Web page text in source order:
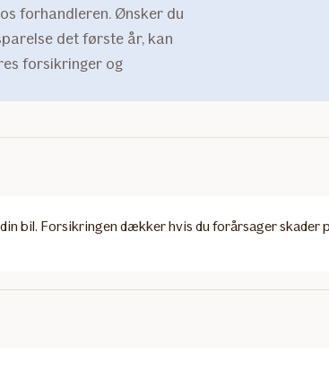
forhandleren. Ønsker du
det første år, kan
forsikringer og
bil. Forsikringen dækker hvis du forårsager skader